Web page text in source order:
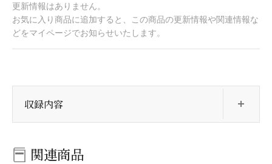
更新情報はありません。
お気に入り商品に追加すると、この商品の更新情報や関連情報な
どをマイページでお知らせいたします。
収録内容
関連商品